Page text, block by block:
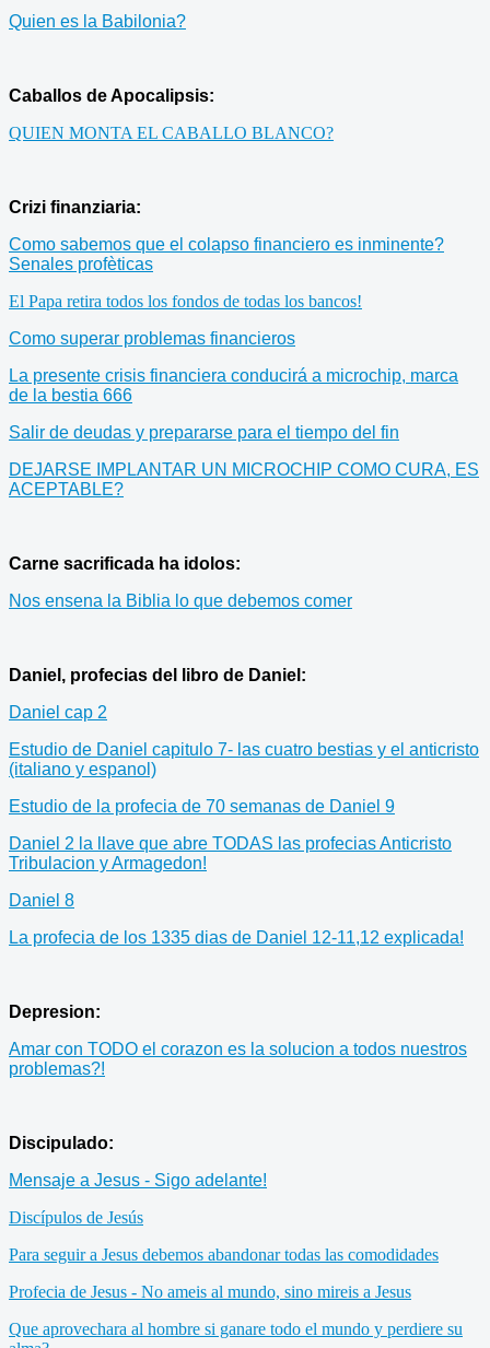
Quien es la Babilonia?
Caballos de Apocalipsis:
QUIEN MONTA EL CABALLO BLANCO?
Crizi finanziaria:
Como sabemos que el colapso financiero es inminente?
Senales profèticas
El Papa retira todos los fondos de todas los bancos!
Como superar problemas financieros
La presente crisis financiera conducirá a microchip, marca
de la bestia 666
Salir de deudas y prepararse para el tiempo del fin
DEJARSE IMPLANTAR UN MICROCHIP COMO CURA, ES
ACEPTABLE?
Carne sacrificada ha idolos:
Nos ensena la Biblia lo que debemos comer
Daniel, profecias del libro de Daniel:
Daniel cap 2
Estudio de Daniel capitulo 7- las cuatro bestias y el anticristo
(italiano y espanol)
Estudio de la profecia de 70 semanas de Daniel 9
Daniel 2 la llave que abre TODAS las profecias Anticristo
Tribulacion y Armagedon!
Daniel 8
La profecia de los 1335 dias de Daniel 12-11,12 explicada!
Depresion:
Amar con TODO el corazon es la solucion a todos nuestros
problemas?!
Discipulado:
Mensaje a Jesus - Sigo adelante!
Discípulos de Jesús
Para seguir a Jesus debemos abandonar todas las comodidades
Profecia de Jesus - No ameis al mundo, sino mireis a Jesus
Que aprovechara al hombre si ganare todo el mundo y perdiere su